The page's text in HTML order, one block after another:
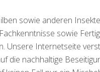
sowie anderen
sowie
Unsere Internetseite
nachhaltige